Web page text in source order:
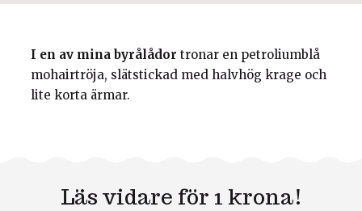
I en av mina byrålådor tronar en petroliumblå
mohairtröja, slätstickad med halvhög krage och
lite korta ärmar.
Läs vidare för 1 krona!